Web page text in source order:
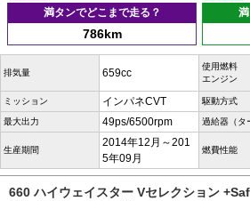
満タンでどこまで走る？
786km
排気量 659cc
使用燃料
エンジン
ミッション インパネCVT 駆動方式
最大出力 49ps/6500rpm 過給器（タ
生産期間
2014年12月～201
5年09月
燃費性能
660 ハイウェイスター Vセレクション